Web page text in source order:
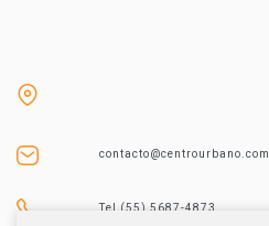
contacto@centrourbano.com
Tel (55) 5687-4873